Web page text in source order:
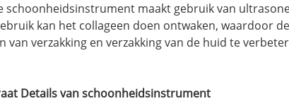
schoonheidsinstrument maakt gebruik van
kan het collageen doen ontwaken, waardoor
verzakking en verzakking van de huid te
Details van schoonheidsinstrument